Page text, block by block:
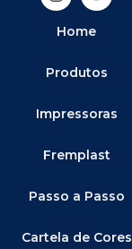
Home
Produtos
Impressoras
Fremplast
Passo a Passo
Cartela de Cores